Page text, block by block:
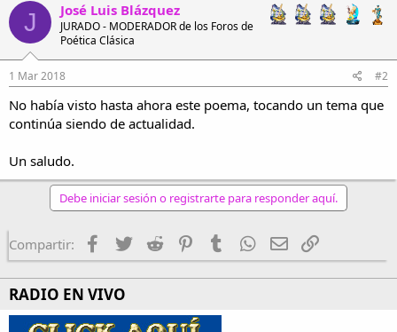
J José Luis Blázquez
JURADO - MODERADOR de los Foros de
Poética Clásica
1 Mar 2018 #2
No había visto hasta ahora este poema, tocando un tema que
continúa siendo de actualidad.
Un saludo.
Debe iniciar sesión o registrarte para responder aquí.
Compartir: Facebook
TwitterReddit PinterestTumblrWhatsApp
EmailEnlace
RADIO EN VIVO